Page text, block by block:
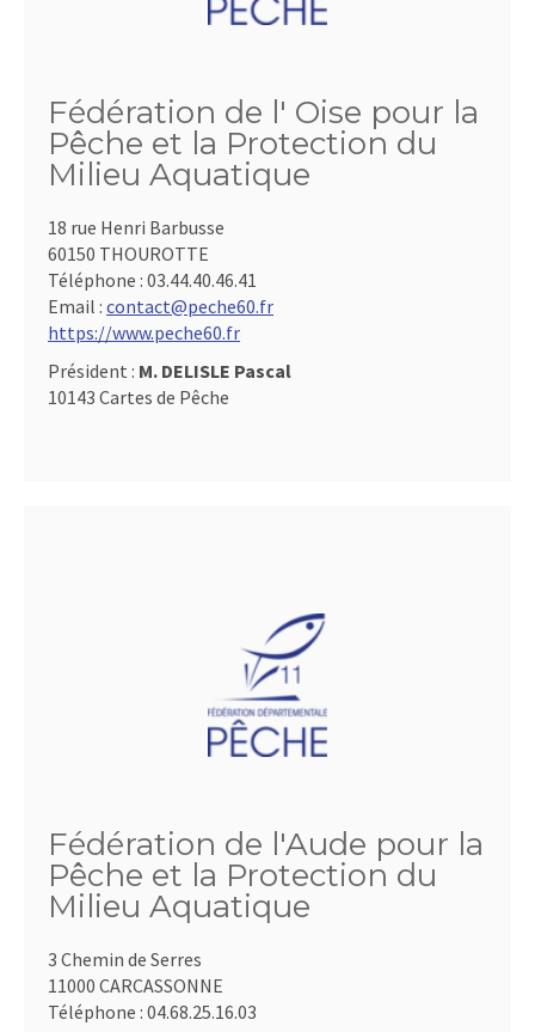
Fédération de l' Oise pour la
Pêche et la Protection du
Milieu Aquatique
18 rue Henri Barbusse
60150 THOUROTTE
Téléphone : 03.44.40.46.41
Email : contact@peche60.fr
https://www.peche60.fr
Président : M. DELISLE Pascal
10143 Cartes de Pêche
Fédération de l'Aude pour la
Pêche et la Protection du
Milieu Aquatique
3 Chemin de Serres
11000 CARCASSONNE
Téléphone : 04.68.25.16.03